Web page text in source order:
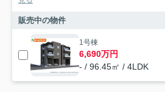
販売中の物件
1号棟
6,690万円
- / 96.45㎡ / 4LDK